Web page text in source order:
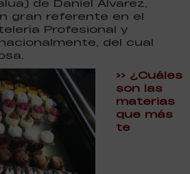
de Daniel Álvarez,
gran referente en el
Profesional y
del cual
>> ¿Cuáles
son las
materias
que más
te